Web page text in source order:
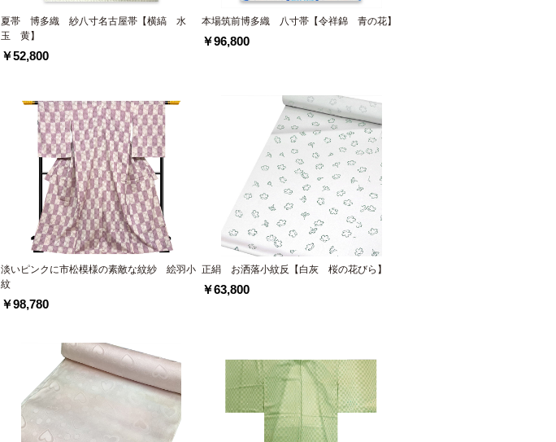
夏帯 博多織 紗八寸名古屋帯【横縞 水
玉 黄】
￥52,800
本場筑前博多織 八寸帯【令祥錦 青の花】
￥96,800
淡いピンクに市松模様の素敵な紋紗 絵羽小
紋
￥98,780
正絹 お洒落小紋反【白灰 桜の花びら】
￥63,800